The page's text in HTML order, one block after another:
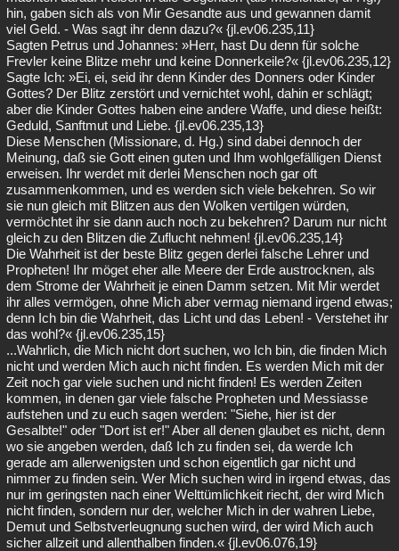
hin, gaben sich als von Mir Gesandte aus und gewannen damit
viel Geld. - Was sagt ihr denn dazu?« {jl.ev06.235,11}
Sagten Petrus und Johannes: »Herr, hast Du denn für solche
Frevler keine Blitze mehr und keine Donnerkeile?« {jl.ev06.235,12}
Sagte Ich: »Ei, ei, seid ihr denn Kinder des Donners oder Kinder
Gottes? Der Blitz zerstört und vernichtet wohl, dahin er schlägt;
aber die Kinder Gottes haben eine andere Waffe, und diese heißt:
Geduld, Sanftmut und Liebe. {jl.ev06.235,13}
Diese Menschen (Missionare, d. Hg.) sind dabei dennoch der
Meinung, daß sie Gott einen guten und Ihm wohlgefälligen Dienst
erweisen. Ihr werdet mit derlei Menschen noch gar oft
zusammenkommen, und es werden sich viele bekehren. So wir
sie nun gleich mit Blitzen aus den Wolken vertilgen würden,
vermöchtet ihr sie dann auch noch zu bekehren? Darum nur nicht
gleich zu den Blitzen die Zuflucht nehmen! {jl.ev06.235,14}
Die Wahrheit ist der beste Blitz gegen derlei falsche Lehrer und
Propheten! Ihr möget eher alle Meere der Erde austrocknen, als
dem Strome der Wahrheit je einen Damm setzen. Mit Mir werdet
ihr alles vermögen, ohne Mich aber vermag niemand irgend etwas;
denn Ich bin die Wahrheit, das Licht und das Leben! - Verstehet ihr
das wohl?« {jl.ev06.235,15}
...Wahrlich, die Mich nicht dort suchen, wo Ich bin, die finden Mich
nicht und werden Mich auch nicht finden. Es werden Mich mit der
Zeit noch gar viele suchen und nicht finden! Es werden Zeiten
kommen, in denen gar viele falsche Propheten und Messiasse
aufstehen und zu euch sagen werden: "Siehe, hier ist der
Gesalbte!" oder "Dort ist er!" Aber all denen glaubet es nicht, denn
wo sie angeben werden, daß Ich zu finden sei, da werde Ich
gerade am allerwenigsten und schon eigentlich gar nicht und
nimmer zu finden sein. Wer Mich suchen wird in irgend etwas, das
nur im geringsten nach einer Welttümlichkeit riecht, der wird Mich
nicht finden, sondern nur der, welcher Mich in der wahren Liebe,
Demut und Selbstverleugnung suchen wird, der wird Mich auch
sicher allzeit und allenthalben finden.« {jl.ev06.076,19}